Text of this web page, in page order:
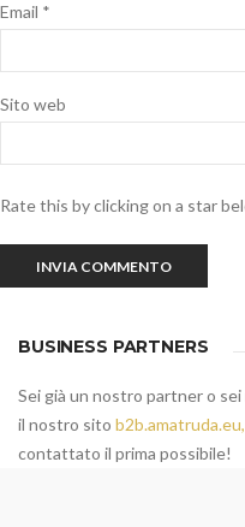
Email *
Sito web
Rate this by clicking on a star
BUSINESS PARTNERS
Sei già un nostro partner o
il nostro sito b2b.amatruda.eu,
contattato il prima possibile!